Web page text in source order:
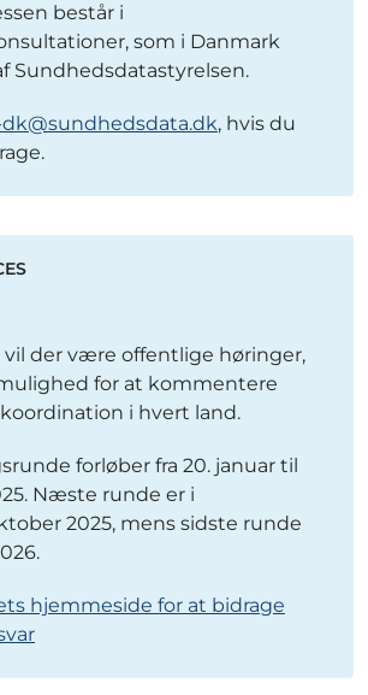
består i
som i Danmark
Sundhedsdatastyrelsen.
, hvis du
vil der være offentlige høringer,
for at kommentere
i hvert land.
forløber fra 20. januar til
Næste runde er i
2025, mens sidste runde
hjemmeside for at bidrage